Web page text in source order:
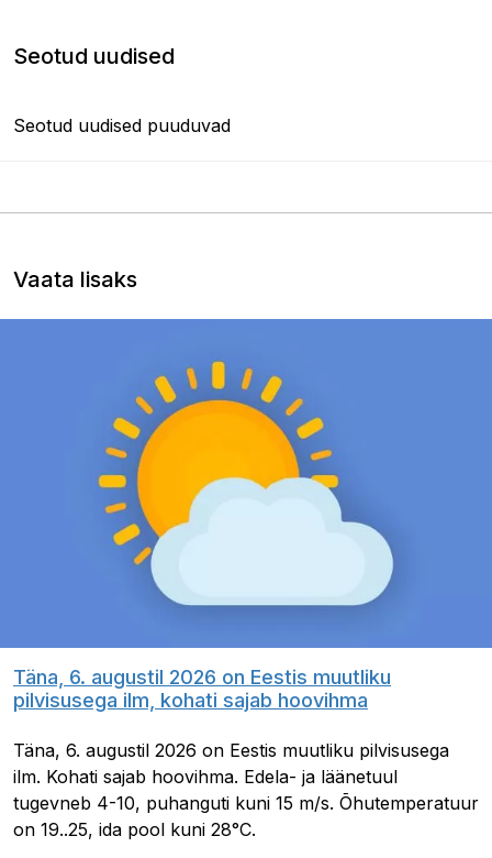
Seotud uudised
Seotud uudised puuduvad
Vaata lisaks
Täna, 6. augustil 2026 on Eestis muutliku
pilvisusega ilm, kohati sajab hoovihma
Täna, 6. augustil 2026 on Eestis muutliku pilvisusega
ilm. Kohati sajab hoovihma. Edela- ja läänetuul
tugevneb 4-10, puhanguti kuni 15 m/s. Õhutemperatuur
on 19..25, ida pool kuni 28°C.